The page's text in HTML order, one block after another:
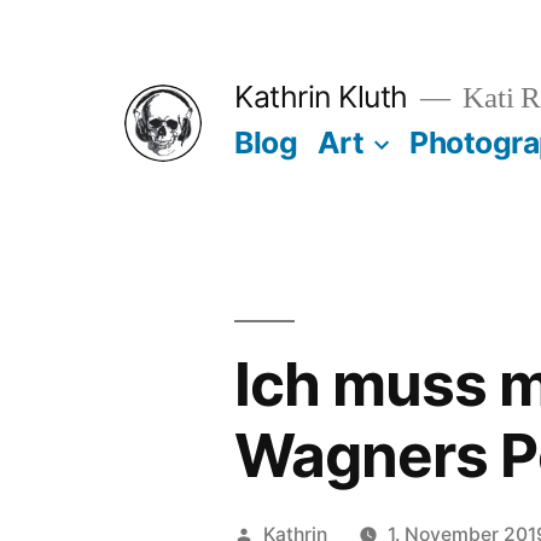
Kathrin Kluth Kati
Blog Art
Ich muss
Wagners
Veröffentlicht
Kathrin 1. November